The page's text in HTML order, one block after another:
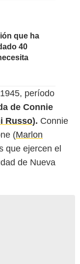
que ha
40
período
de Connie
Russo). Connie
(Marlon
que ejercen el
de Nueva